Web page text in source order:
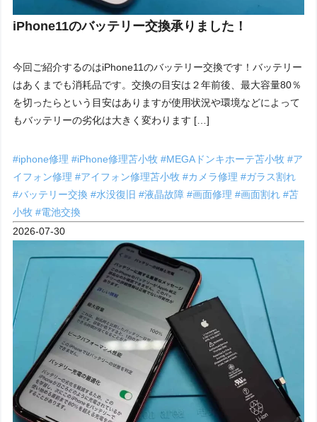
iPhone11のバッテリー交換承りました！
今回ご紹介するのはiPhone11のバッテリー交換です！バッテリー
はあくまでも消耗品です。交換の目安は２年前後、最大容量80％
を切ったらという目安はありますが使用状況や環境などによって
もバッテリーの劣化は大きく変わります […]
#iphone修理#iPhone修理苫小牧#MEGAドンキホーテ苫小牧#ア
イフォン修理#アイフォン修理苫小牧#カメラ修理#ガラス割れ
#バッテリー交換#水没復旧#液晶故障#画面修理#画面割れ#苫
小牧#電池交換
2026-07-30